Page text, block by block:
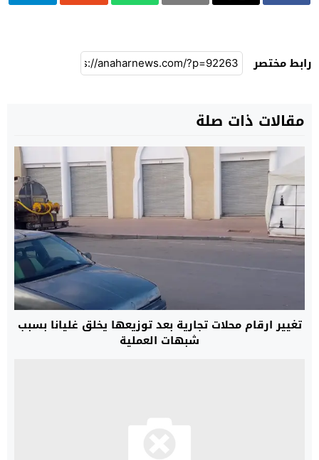
رابط مختصر
مقالات ذات صلة
تغيير ارقام محلات تجارية بعد توزيعها يخلق غليانا بسبب
شبهات العملية